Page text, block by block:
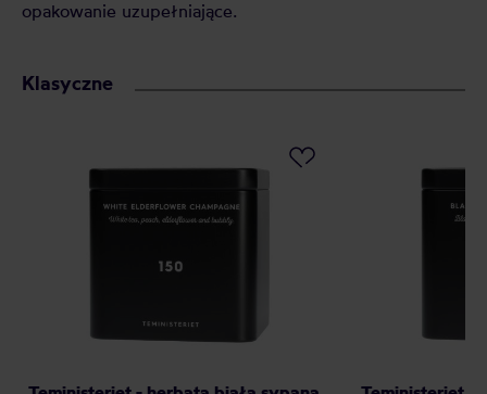
opakowanie uzupełniające.
Klasyczne